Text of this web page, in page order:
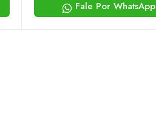
Fale Por WhatsApp